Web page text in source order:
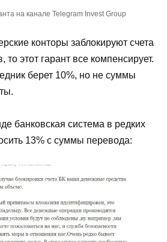
на канале Telegram Invest Group
конторы заблокируют счета
то этот гарант все компенсирует.
берет 10%, но не суммы
банковская система в редких
13% с суммы перевода: